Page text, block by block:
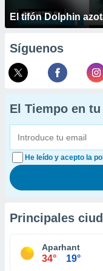
El tifón Dolphin
Síguenos
El Tiempo en tu
He leído y acepto la
Principales
Aparhant
34° 19°